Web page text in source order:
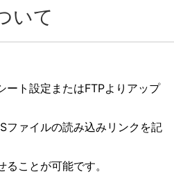
いて
ート設定またはFTPよりアップ
ファイルの読み込みリンクを記
ことが可能です。